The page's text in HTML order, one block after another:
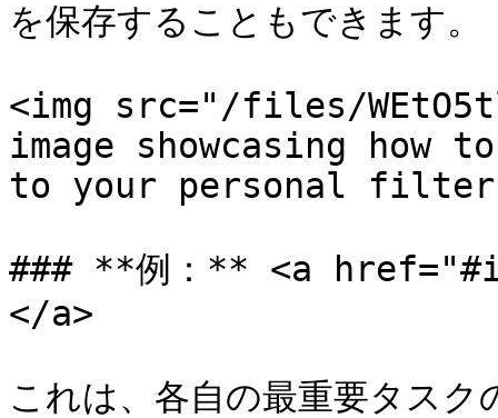
を保存することもできます。
<img src="/files/
image showcasing
to your personal
### **例：** <a
</a>
これは、各自の最重要タス